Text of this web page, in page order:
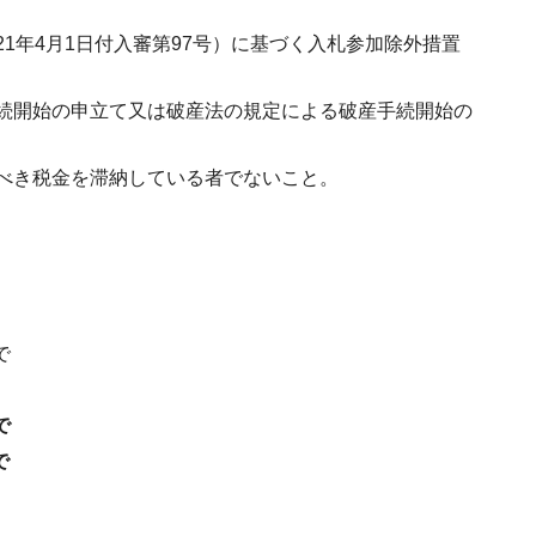
年4月1日付入審第97号）に基づく入札参加除外措置
始の申立て又は破産法の規定による破産手続開始の
税金を滞納している者でないこと。